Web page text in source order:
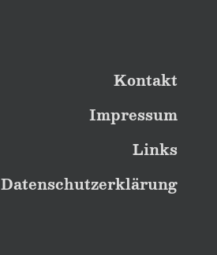
Kontakt
Impressum
Links
Datenschutzerklärung